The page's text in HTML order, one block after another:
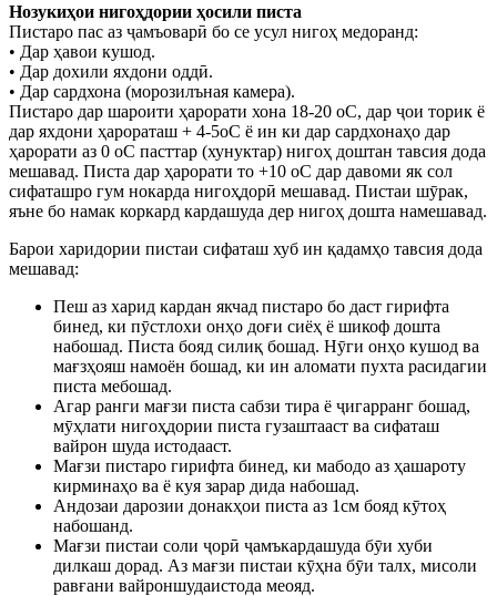
Нозукиҳои нигоҳдории ҳосили писта
Пистаро пас аз ҷамъоварӣ бо се усул нигоҳ медоранд:
• Дар ҳавои кушод.
• Дар дохили яхдони оддӣ.
• Дар сардхона (морозилъная камера).
Пистаро дар шароити ҳарорати хона 18-20 оС, дар ҷои торик ё
дар яхдони ҳарораташ + 4-5оС ё ин ки дар сардхонаҳо дар
ҳарорати аз 0 оС пасттар (хунуктар) нигоҳ доштан тавсия дода
мешавад. Писта дар ҳарорати то +10 оС дар давоми як сол
сифаташро гум нокарда нигоҳдорӣ мешавад. Пистаи шӯрак,
яъне бо намак коркард кардашуда дер нигоҳ дошта намешавад.
Барои харидории пистаи сифаташ хуб ин қадамҳо тавсия дода
мешавад:
Пеш аз харид кардан якчад пистаро бо даст гирифта
бинед, ки пӯстлохи онҳо доғи сиёҳ ё шикоф дошта
набошад. Писта бояд силиқ бошад. Нӯги онҳо кушод ва
мағзҳояш намоён бошад, ки ин аломати пухта расидагии
писта мебошад.
Агар ранги мағзи писта сабзи тира ё ҷигарранг бошад,
мӯҳлати нигоҳдории писта гузаштааст ва сифаташ
вайрон шуда истодааст.
Мағзи пистаро гирифта бинед, ки мабодо аз ҳашароту
кирминаҳо ва ё куя зарар дида набошад.
Андозаи дарозии донакҳои писта аз 1см бояд кӯтоҳ
набошанд.
Мағзи пистаи соли ҷорӣ ҷамъкардашуда бӯи хуби
дилкаш дорад. Аз мағзи пистаи кӯҳна бӯи талх, мисоли
равғани вайроншудаистода меояд.